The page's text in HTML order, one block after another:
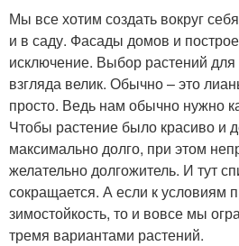
Мы все хотим создать вокруг
и в саду. Фасады домов и
исключение. Выбор растений
взгляда велик. Обычно – это
просто. Ведь нам обычно нужно
Чтобы растение было красиво и
максимально долго, при этом
желательно долгожитель. И тут
сокращается. А если к условиям
зимостойкость, то и вовсе мы
тремя вариантами растений.